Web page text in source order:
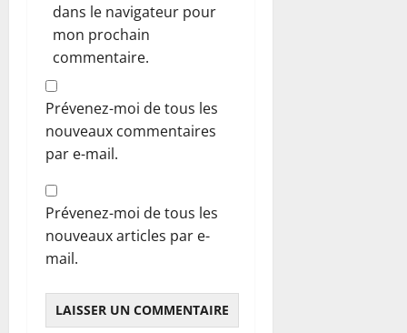
dans le navigateur pour
mon prochain
commentaire.
Prévenez-moi de tous les
nouveaux commentaires
par e-mail.
Prévenez-moi de tous les
nouveaux articles par e-
mail.